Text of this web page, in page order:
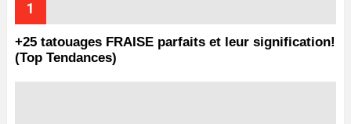
+25 tatouages ​​FRAISE parfaits et leur signification!
(Top Tendances)